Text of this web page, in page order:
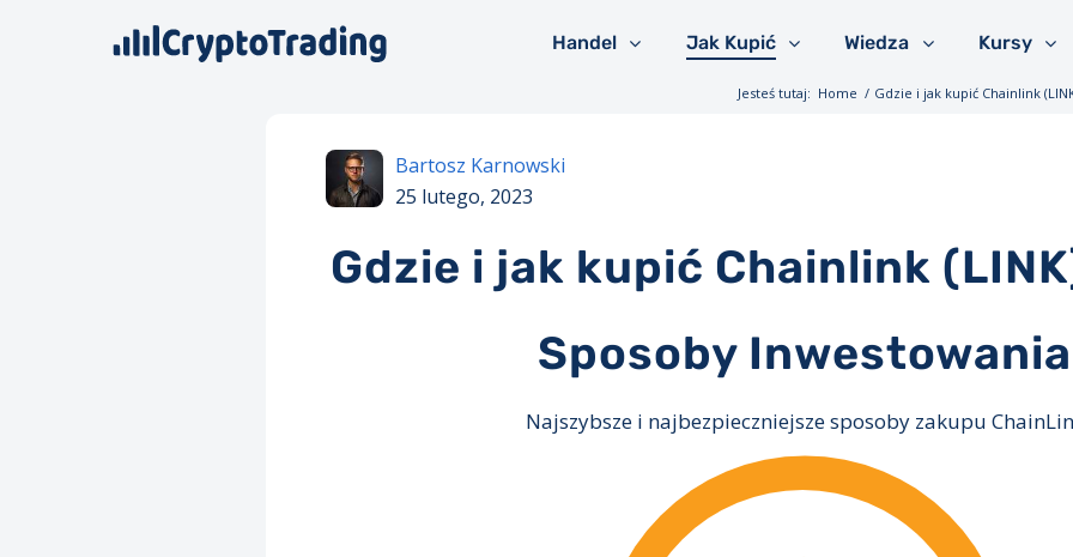
Handel Jak Kupić Wiedza Kursy
Jesteś tutaj: Home / Gdzie i jak kupić Chainlink
Bartosz Karnowski
25 lutego, 2023
Gdzie i jak kupić Chainlink
Sposoby Inwestowania
Najszybsze i najbezpieczniejsze sposoby zakupu